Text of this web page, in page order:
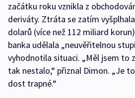
začátku roku vznikla z
deriváty. Ztráta se zatím
dolarů (více než 112 miliard
banka udělala „neuvěřitelnou
vyhodnotila situaci. „Měl jsem to
tak nestalo,“ přiznal Dimon. „Je
dost trapné.“